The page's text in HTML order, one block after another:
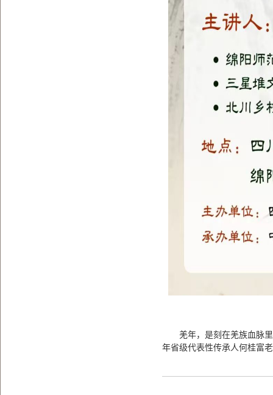
羌年，是刻在羌族血脉
年省级代表性传承人何桂富